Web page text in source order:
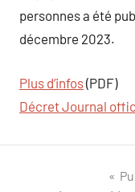
personnes a été
décembre 2023.
Plus d’infos(PDF)
Décret Journal
Navigation